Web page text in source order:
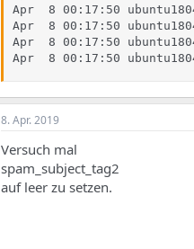
Apr  8 00:17:50
Apr  8 00:17:50
Apr  8 00:17:50
Apr  8 00:17:50
8. Apr. 2019
Versuch mal
spam_subject_tag2
auf leer zu setzen.